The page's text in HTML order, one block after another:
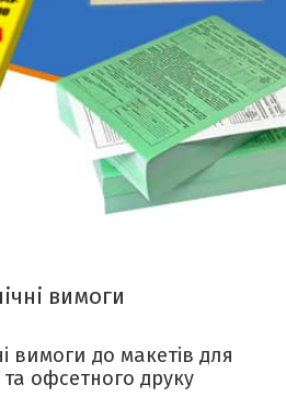
вимоги
вимоги до макетів для
офсетного друку